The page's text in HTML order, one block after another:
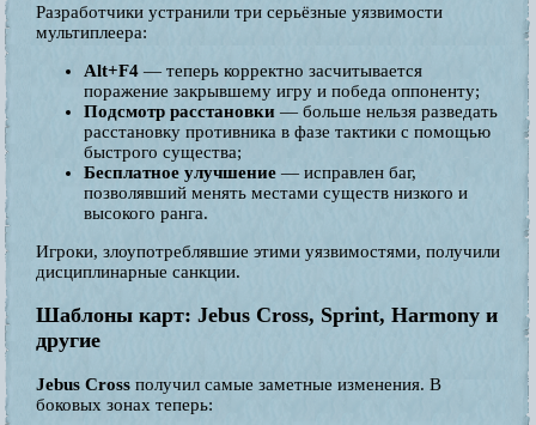
Разработчики устранили три серьёзные уязвимости
мультиплеера:
Alt+F4 — теперь корректно засчитывается
поражение закрывшему игру и победа оппоненту;
Подсмотр расстановки — больше нельзя разведать
расстановку противника в фазе тактики с помощью
быстрого существа;
Бесплатное улучшение — исправлен баг,
позволявший менять местами существ низкого и
высокого ранга.
Игроки, злоупотреблявшие этими уязвимостями, получили
дисциплинарные санкции.
Шаблоны карт: Jebus Cross, Sprint, Harmony и
другие
Jebus Cross получил самые заметные изменения. В
боковых зонах теперь: